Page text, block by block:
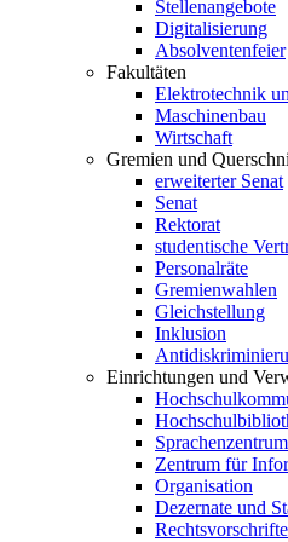
Stellenangebote
Digitalisierung
Absolventenfeier
Fakultäten
Elektrotechnik
Maschinenbau
Wirtschaft
Gremien und
erweiterter Senat
Senat
Rektorat
studentische
Personalräte
Gremienwahlen
Gleichstellung
Inklusion
Einrichtungen und
Sprachenzentrum
Zentrum für
Organisation
Dezernate und